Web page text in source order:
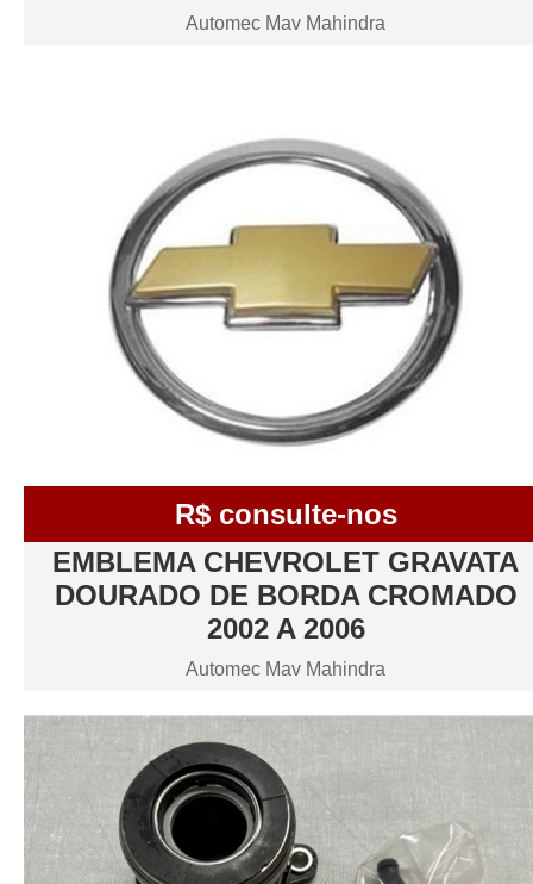
Automec Mav Mahindra
R$ consulte-nos
EMBLEMA CHEVROLET GRAVATA
DOURADO DE BORDA CROMADO
2002 A 2006
Automec Mav Mahindra